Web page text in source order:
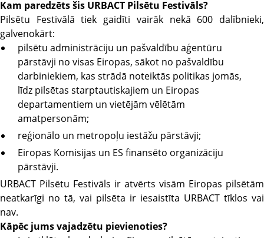
Kam paredzēts šis URBACT Pilsētu Festivāls?
Pilsētu Festivālā tiek gaidīti vairāk nekā 600 dalībnieki,
galvenokārt:
pilsētu administrāciju un pašvaldību aģentūru
pārstāvji no visas Eiropas, sākot no pašvaldību
darbiniekiem, kas strādā noteiktās politikas jomās,
līdz pilsētas starptautiskajiem un Eiropas
departamentiem un vietējām vēlētām
amatpersonām;
reģionālo un metropoļu iestāžu pārstāvji;
Eiropas Komisijas un ES finansēto organizāciju
pārstāvji.
URBACT Pilsētu Festivāls ir atvērts visām Eiropas pilsētām
neatkarīgi no tā, vai pilsēta ir iesaistīta URBACT tīklos vai
nav.
Kāpēc jums vajadzētu pievienoties?